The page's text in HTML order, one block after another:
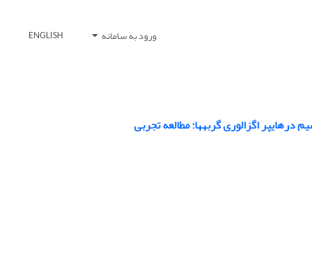
ورود به سامانه ENGLISH